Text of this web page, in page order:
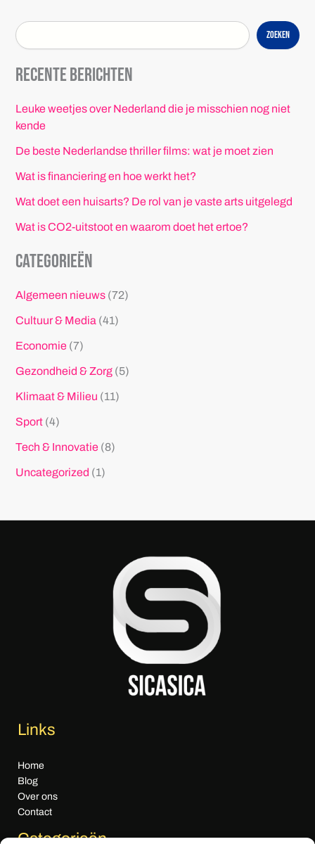
Zoeken
Recente berichten
Leuke weetjes over Nederland die je misschien nog niet
kende
De beste Nederlandse thriller films: wat je moet zien
Wat is financiering en hoe werkt het?
Wat doet een huisarts? De rol van je vaste arts uitgelegd
Wat is CO2-uitstoot en waarom doet het ertoe?
Categorieën
Algemeen nieuws(72)
Cultuur & Media (41)
Economie(7)
Gezondheid & Zorg(5)
Klimaat & Milieu (11)
Sport(4)
Tech & Innovatie(8)
Uncategorized (1)
Links
Home
Blog
Over ons
Contact
Categorieën